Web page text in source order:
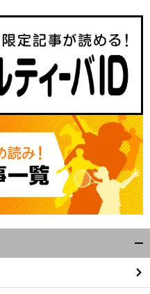
閉